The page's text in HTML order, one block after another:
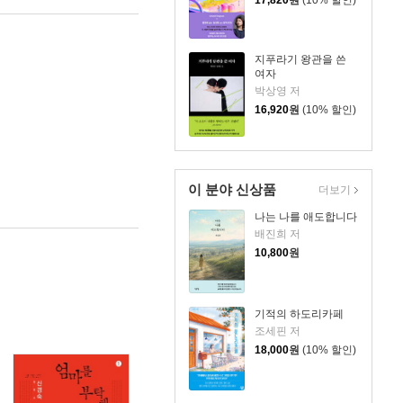
지푸라기 왕관을 쓴
여자
박상영 저
16,920원 (10% 할인)
이 분야 신상품
나는 나를 애도합니다
배진희 저
10,800원
기적의 하도리카페
조세핀 저
18,000원 (10% 할인)
더보기